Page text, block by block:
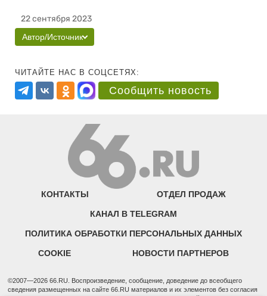
22 сентября 2023
Автор/Источник
ЧИТАЙТЕ НАС В СОЦСЕТЯХ:
Сообщить новость
КОНТАКТЫ ОТДЕЛ ПРОДАЖ
КАНАЛ В TELEGRAM
ПОЛИТИКА ОБРАБОТКИ ПЕРСОНАЛЬНЫХ ДАННЫХ
COOKIE НОВОСТИ ПАРТНЕРОВ
©2007—2026 66.RU. Воспроизведение, сообщение, доведение до всеобщего
сведения размещенных на сайте 66.RU материалов и их элементов без согласия